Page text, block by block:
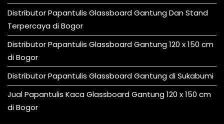
Distributor Papantulis Glassboard Gantung Dan Stand
Terpercaya di Bogor
Distributor Papantulis Glassboard Gantung 120 x 150 cm
di Bogor
Distributor Papantulis Glassboard Gantung di Sukabumi
Jual Papantulis Kaca Glassboard Gantung 120 x 150 cm
di Bogor